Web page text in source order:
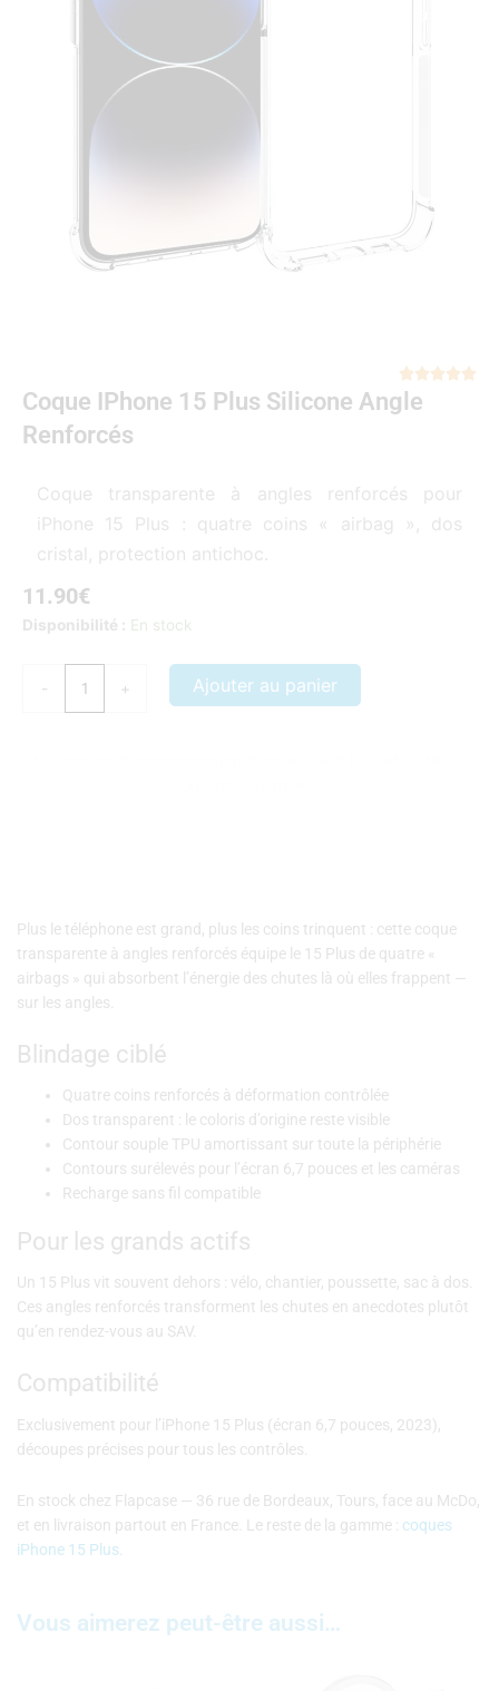

Coque IPhone 15 Plus Silicone Angle
Renforcés
Coque transparente à angles renforcés pour
iPhone 15 Plus : quatre coins « airbag », dos
cristal, protection antichoc.
11.90€
Disponibilité : En stock
-
quantité
+ Ajouter au panier
Plus le téléphone est grand, plus les coins trinquent : cette coque
transparente à angles renforcés équipe le 15 Plus de quatre «
airbags » qui absorbent l’énergie des chutes là où elles frappent —
sur les angles.
Blindage ciblé
Quatre coins renforcés à déformation contrôlée
Dos transparent : le coloris d’origine reste visible
Contour souple TPU amortissant sur toute la périphérie
Contours surélevés pour l’écran 6,7 pouces et les caméras
Recharge sans fil compatible
Pour les grands actifs
Un 15 Plus vit souvent dehors : vélo, chantier, poussette, sac à dos.
Ces angles renforcés transforment les chutes en anecdotes plutôt
qu’en rendez-vous au SAV.
Compatibilité
Exclusivement pour l’iPhone 15 Plus (écran 6,7 pouces, 2023),
découpes précises pour tous les contrôles.
En stock chez Flapcase — 36 rue de Bordeaux, Tours, face au McDo,
et en livraison partout en France. Le reste de la gamme : coques
iPhone 15 Plus
Vous aimerez peut-être aussi…